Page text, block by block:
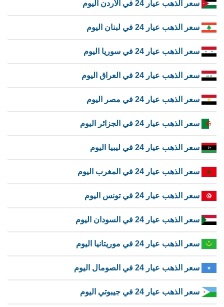
سعر الذهب عيار 24 في الأردن اليوم
سعر الذهب عيار 24 في لبنان اليوم
سعر الذهب عيار 24 في سوريا اليوم
سعر الذهب عيار 24 في العراق اليوم
سعر الذهب عيار 24 في مصر اليوم
سعر الذهب عيار 24 في الجزائر اليوم
سعر الذهب عيار 24 في ليبيا اليوم
سعر الذهب عيار 24 في المغرب اليوم
سعر الذهب عيار 24 في تونس اليوم
سعر الذهب عيار 24 في السودان اليوم
سعر الذهب عيار 24 في موريتانيا اليوم
سعر الذهب عيار 24 في الصومال اليوم
سعر الذهب عيار 24 في جيبوتي اليوم